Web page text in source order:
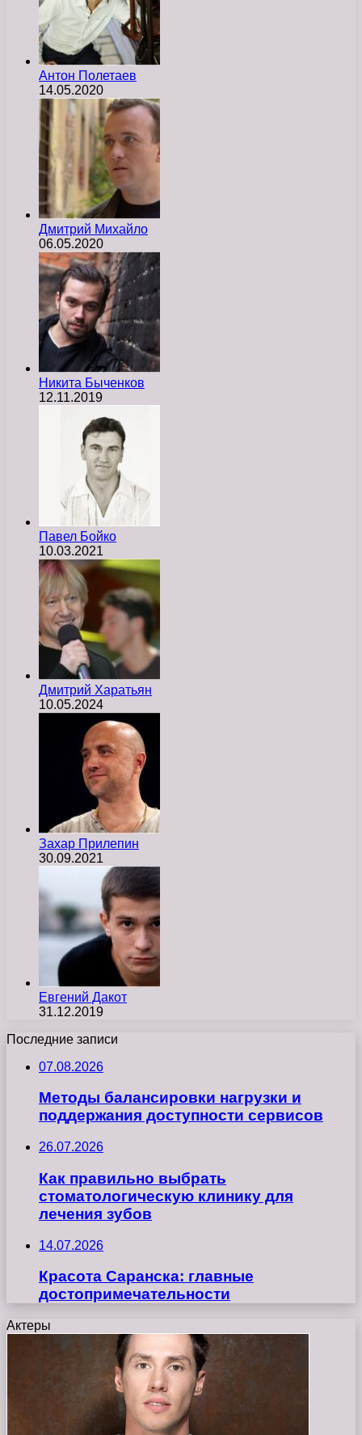
Антон Полетаев
14.05.2020
Дмитрий Михайло
06.05.2020
Никита Быченков
12.11.2019
Павел Бойко
10.03.2021
Дмитрий Харатьян
10.05.2024
Захар Прилепин
30.09.2021
Евгений Дакот
31.12.2019
Последние записи
07.08.2026
Методы балансировки нагрузки и
поддержания доступности сервисов
26.07.2026
Как правильно выбрать
стоматологическую клинику для
лечения зубов
14.07.2026
Красота Саранска: главные
достопримечательности
Актеры